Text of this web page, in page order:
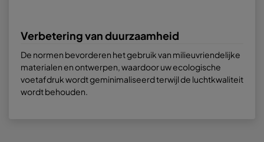
Verbetering van duurzaamheid
De normen bevorderen het gebruik van milieuvriendelijke
materialen en ontwerpen, waardoor uw ecologische
voetafdruk wordt geminimaliseerd terwijl de luchtkwaliteit
wordt behouden.